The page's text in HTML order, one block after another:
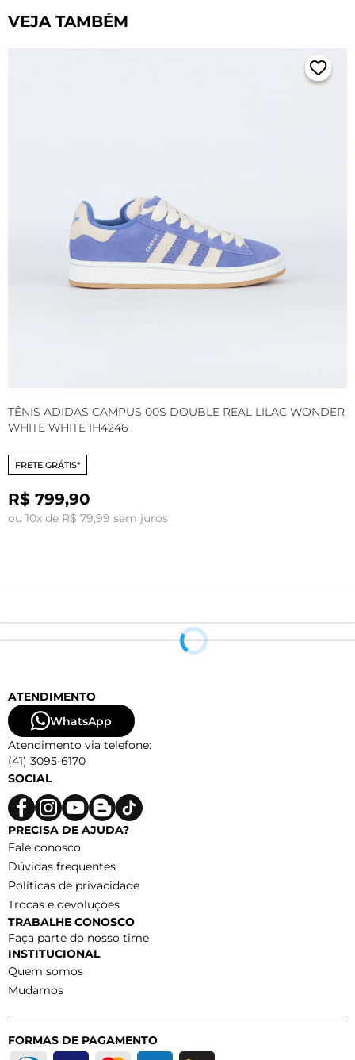
VEJA TAMBÉM
TÊNIS ADIDAS CAMPUS 00S DOUBLE REAL LILAC WONDER
WHITE WHITE IH4246
FRETE GRÁTIS*
R$ 799,90
ou 10x de R$ 79,99 sem juros
ATENDIMENTO
WhatsApp
Atendimento via telefone:
(41) 3095-6170
SOCIAL
PRECISA DE AJUDA?
Fale conosco
Dúvidas frequentes
Políticas de privacidade
Trocas e devoluções
TRABALHE CONOSCO
Faça parte do nosso time
INSTITUCIONAL
Quem somos
Mudamos
FORMAS DE PAGAMENTO